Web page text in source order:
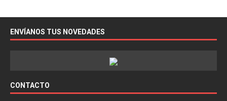
ENVÍANOS TUS NOVEDADES
CONTACTO